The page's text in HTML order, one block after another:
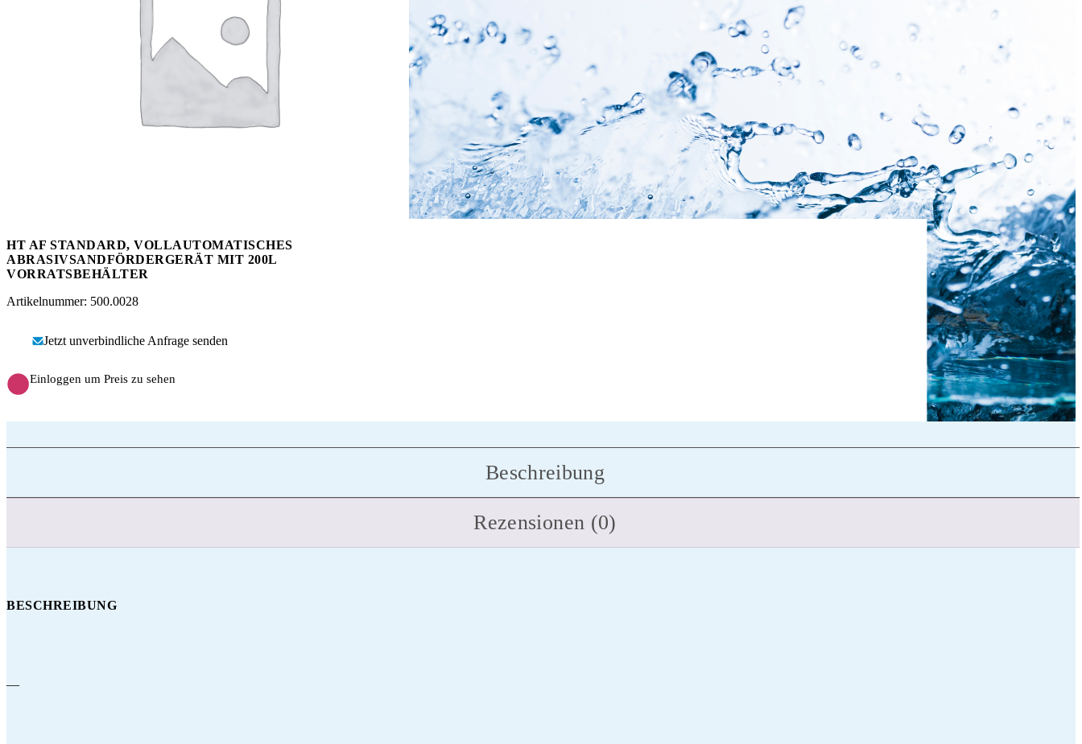
HT AF STANDARD, VOLLAUTOMATISCHES
ABRASIVSANDFÖRDERGERÄT MIT 200L
VORRATSBEHÄLTER
Artikelnummer: 500.0028
Jetzt unverbindliche Anfrage senden
Einloggen um Preis zu sehen
Beschreibung
Rezensionen (0)
BESCHREIBUNG
—